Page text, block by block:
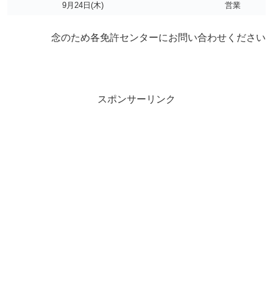
9月24日(木) 営業
念のため各免許センターにお問い合わせください
スポンサーリンク